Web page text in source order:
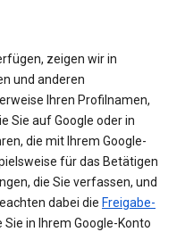
zeigen wir in
und anderen
Ihren Profilnamen,
Sie auf Google oder in
die mit Ihrem Google-
für das Betätigen
die Sie verfassen, und
dabei die Freigabe-
Sie in Ihrem Google-Konto